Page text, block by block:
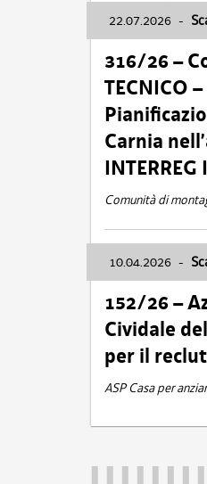
22.07.2026 -
316/26 –
TECNICO
Carnia
Comunità di
10.04.2026 -
152/26 –
Cividale
per il
ASP Casa per